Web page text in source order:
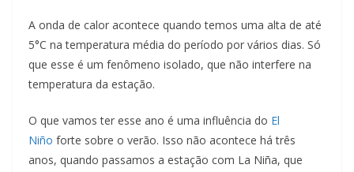
A onda de calor acontece quando temos uma alta de até
5°C na temperatura média do período por vários dias. Só
que esse é um fenômeno isolado, que não interfere na
temperatura da estação.
O que vamos ter esse ano é uma influência do El
Niño forte sobre o verão. Isso não acontece há três
anos, quando passamos a estação com La Niña, que